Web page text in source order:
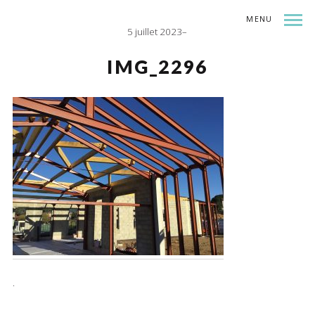
MENU
5 juillet 2023
IMG_2296
.